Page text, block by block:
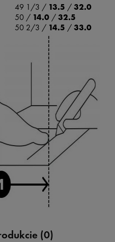
49 1/3 / 13.5 /32.0
50 / 14.0 /32.5
50 2/3 / 14.5 /33.0
(0)